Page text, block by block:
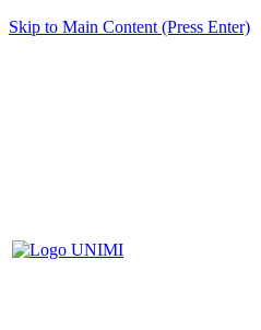
Skip to Main Content (Press Enter)